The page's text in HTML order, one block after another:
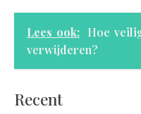
Lees ook: Hoe
verwijderen?
Recent